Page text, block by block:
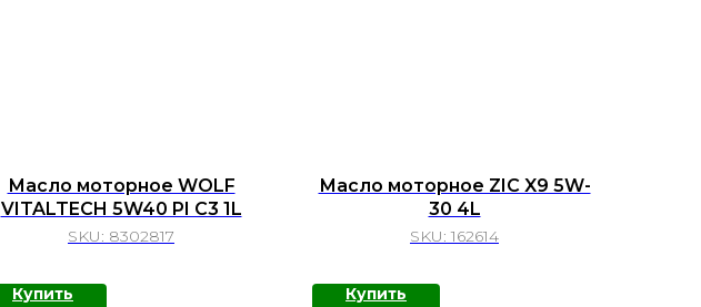
Масло моторное WOLF
VITALTECH 5W40 PI C3 1L
SKU: 8302817
Купить
Масло моторное ZIC X9 5W-
30 4L
SKU: 162614
Купить